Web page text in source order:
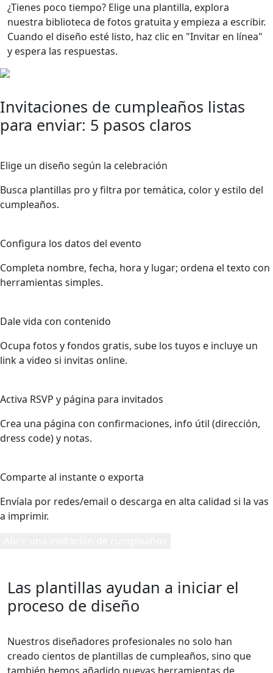
¿Tienes poco tiempo? Elige una plantilla, explora
nuestra biblioteca de fotos gratuita y empieza a escribir.
Cuando el diseño esté listo, haz clic en "Invitar en línea"
y espera las respuestas.
Invitaciones de cumpleaños listas
para enviar: 5 pasos claros
Elige un diseño según la celebración
Busca plantillas pro y filtra por temática, color y estilo del
cumpleaños.
Configura los datos del evento
Completa nombre, fecha, hora y lugar; ordena el texto con
herramientas simples.
Dale vida con contenido
Ocupa fotos y fondos gratis, sube los tuyos e incluye un
link a video si invitas online.
Activa RSVP y página para invitados
Crea una página con confirmaciones, info útil (dirección,
dress code) y notas.
Comparte al instante o exporta
Envíala por redes/email o descarga en alta calidad si la vas
a imprimir.
Las plantillas ayudan a iniciar el
proceso de diseño
Nuestros diseñadores profesionales no solo han
creado cientos de plantillas de cumpleaños, sino que